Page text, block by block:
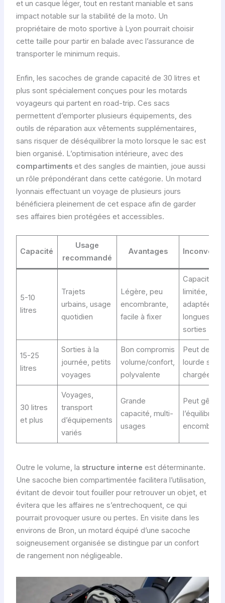
et un casque léger, tout en restant maniable et sans
impact notable sur la stabilité de la moto. Un
propriétaire de moto sportive à Lyon pourrait choisir
cette taille pour partir en balade avec l’assurance de
transporter le minimum requis.
Enfin, les sacoches de grande capacité de 30 litres et
plus sont spécialement conçues pour les motards
voyageurs qui partent en road-trip. Ces sacs
permettent d’emporter plusieurs équipements, des
outils de réparation aux vêtements supplémentaires,
sans risquer de déséquilibrer la moto lorsque le sac est
bien organisé. L’optimisation intérieure, avec des
compartimentset des sangles de maintien, joue aussi
un rôle prépondérant dans cette catégorie. Un motard
lyonnais effectuant un voyage de plusieurs jours
bénéficiera pleinement de cet espace afin de garder
ses affaires bien protégées et accessibles.
Capacité
Usage
recommandé
Avantages
5-10
litres
Trajets
urbains, usage
quotidien
Légère, peu
encombrante,
facile à fixer
Capacité
limitée, peu
adaptée
longues
sorties
15-25
litres
Sorties à la
journée, petits
voyages
Bon compromis
volume/confort,
polyvalente
Peut
lourde si
chargée
30 litres
et plus
Voyages,
transport
d’équipements
variés
Grande
capacité, multi-
usages
Peut gêner
l’équilibre,
Outre le volume, la structure interne est déterminante.
Une sacoche bien compartimentée facilitera l’utilisation,
évitant de devoir tout fouiller pour retrouver un objet, et
évitera que les affaires ne s’entrechoquent, ce qui
pourrait provoquer usure ou pertes. En visite dans les
environs de Bron, un motard équipé d’une sacoche
soigneusement organisée se distingue par un confort
de rangement non négligeable.